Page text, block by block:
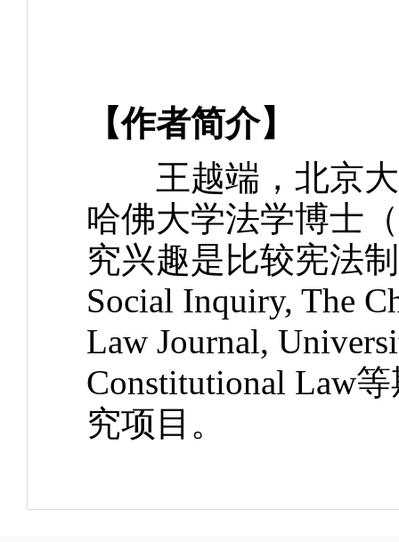
【作者简介】
王越端，北京大
哈佛大学法学博士
究兴趣是比较宪法
Social Inquiry, The
Law Journal,
Constitutional Law
究项目。